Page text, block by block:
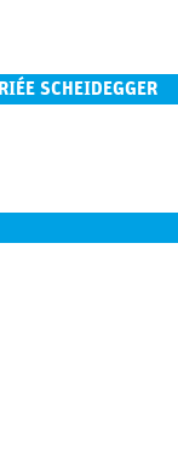
SCHEIDEGGER